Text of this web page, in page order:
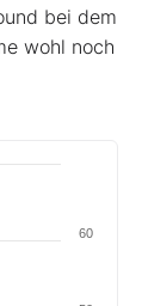
bei dem
wohl noch
60